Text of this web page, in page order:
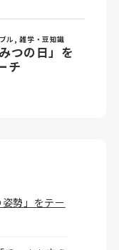
勢」をテー